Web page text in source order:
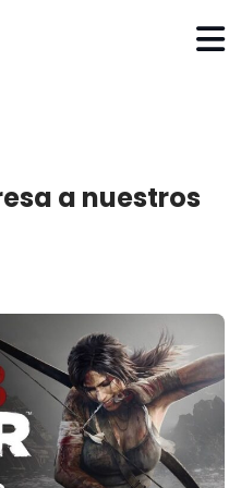
a nuestros